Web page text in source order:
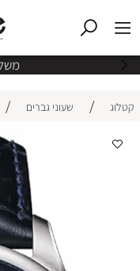
קטלוג / שעוני גברים /